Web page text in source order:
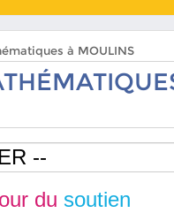
à MOULINS
du soutien